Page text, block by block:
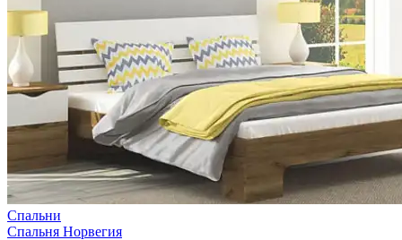
Спальни
Спальня Норвегия